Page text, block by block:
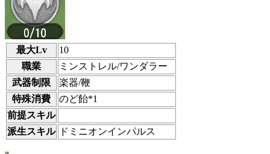
最大Lv
10
職業
ミンストレル/ワンダラー
武器制限
楽器/鞭
特殊消費
のど飴*1
前提スキル
派生スキル
ドミニオンインパルス